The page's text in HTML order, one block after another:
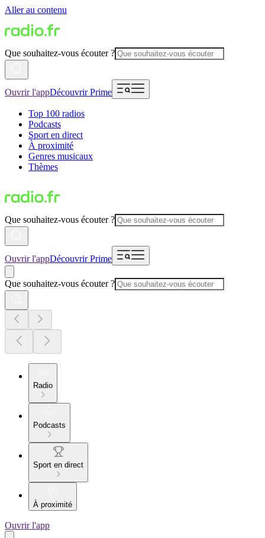
Aller au contenu
Que souhaitez-vous écouter ?
Ouvrir l'appDécouvrir Prime
Top 100 radios
Podcasts
Sport en direct
À proximité
Genres musicaux
Thèmes
Que souhaitez-vous écouter ?
Ouvrir l'appDécouvrir Prime
Que souhaitez-vous écouter ?
Radio
Podcasts
Sport en direct
À proximité
Ouvrir l'app